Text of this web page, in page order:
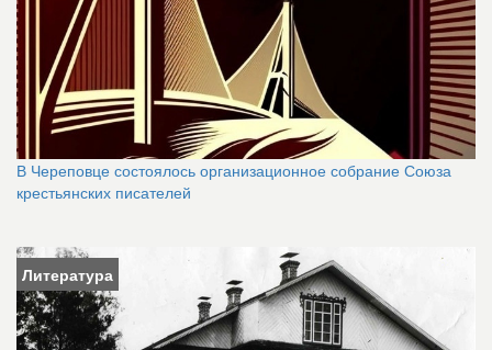
В Череповце состоялось организационное собрание Союза
крестьянских писателей
Литература